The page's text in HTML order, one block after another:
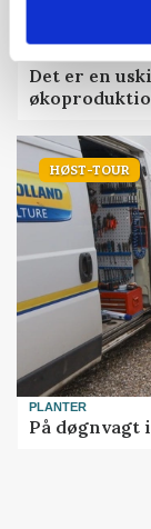
Det er en
HØST-TOUR
PLANTER
På døgnvagt